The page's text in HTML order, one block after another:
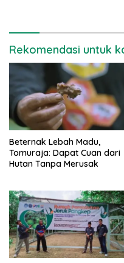
Rekomendasi untuk
Beternak Lebah Madu,
Tomuraja: Dapat Cuan dari
Hutan Tanpa Merusak